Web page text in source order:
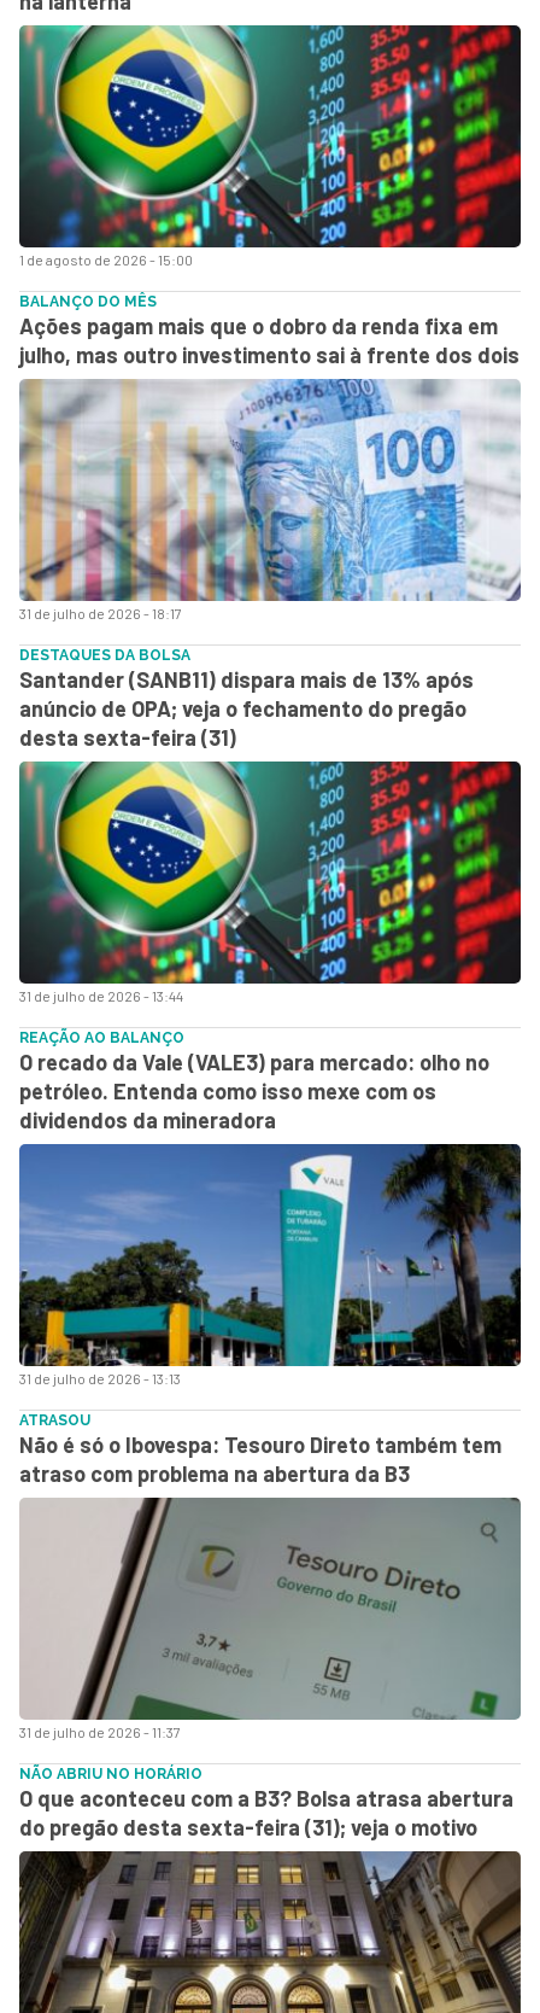
1 de agosto de 2026 - 15:00
31 de julho de 2026 - 18:17
BALANÇO DO MÊS
Ações pagam mais que o dobro da renda fixa em
julho, mas outro investimento sai à frente dos dois
31 de julho de 2026 - 13:44
DESTAQUES DA BOLSA
Santander (SANB11) dispara mais de 13% após
anúncio de OPA; veja o fechamento do pregão
desta sexta-feira (31)
31 de julho de 2026 - 13:13
REAÇÃO AO BALANÇO
O recado da Vale (VALE3) para mercado: olho no
petróleo. Entenda como isso mexe com os
dividendos da mineradora
31 de julho de 2026 - 11:37
ATRASOU
Não é só o Ibovespa: Tesouro Direto também tem
atraso com problema na abertura da B3
NÃO ABRIU NO HORÁRIO
O que aconteceu com a B3? Bolsa atrasa abertura
do pregão desta sexta-feira (31); veja o motivo